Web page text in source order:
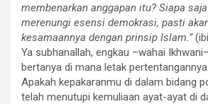
membenarkan anggapan itu? Siapa
merenungi esensi demokrasi, pasti
kesamaannya dengan prinsip Islam.”
Ya subhanallah, engkau –wahai
bertanya di mana letak
Apakah kepakaranmu di dalam bidang
telah menutupi kemuliaan ayat-ayat di